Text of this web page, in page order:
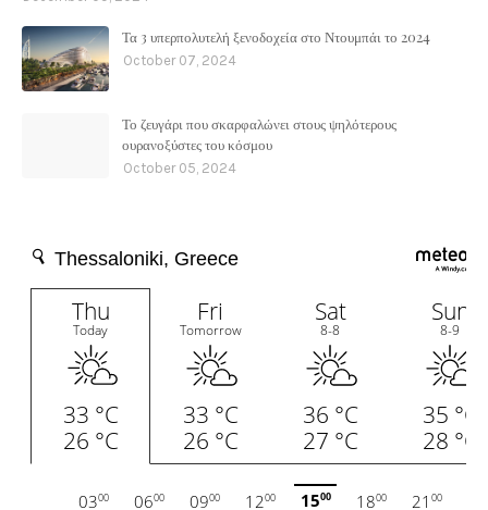
Τα 3 υπερπολυτελή ξενοδοχεία στο Ντουμπάι το 2024
October 07, 2024
Το ζευγάρι που σκαρφαλώνει στους ψηλότερους
ουρανοξύστες του κόσμου
October 05, 2024